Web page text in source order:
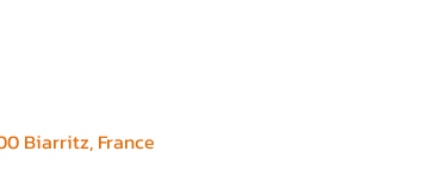
Biarritz, France